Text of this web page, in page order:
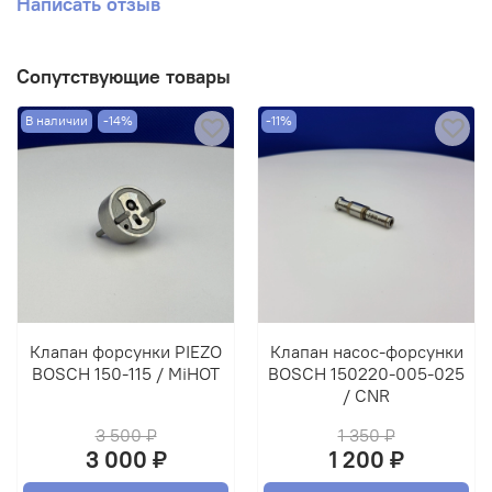
Сопутствующие товары
В наличии -14%
Клапан форсунки PIEZO
BOSCH 150-115 / MiHOT
3 500 ₽
3 000 ₽
-11%
Клапан насос-форсунки
BOSCH 150220-005-025
/ CNR
1 350 ₽
1 200 ₽